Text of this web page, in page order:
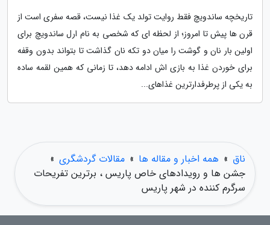
تاریخچه ساندویچ فقط روایت تولد یک غذا نیست، قصه سفری است از
قرن ها پیش تا امروز؛ از لحظه ای که شخصی به نام ارل ساندویچ برای
اولین بار نان و گوشت را میان دو تکه نان گذاشت تا بتواند بدون وقفه
برای خوردن غذا به بازی اش ادامه دهد، تا زمانی که همین لقمه ساده
به یکی از پرطرفدارترین غذاهای...
ناق » همه اخبار و مقاله ها » مقالات گردشگری »
جشن ها و رویدادهای خاص پاریس ، برترین تفریحات
سرگرم کننده در شهر پاریس